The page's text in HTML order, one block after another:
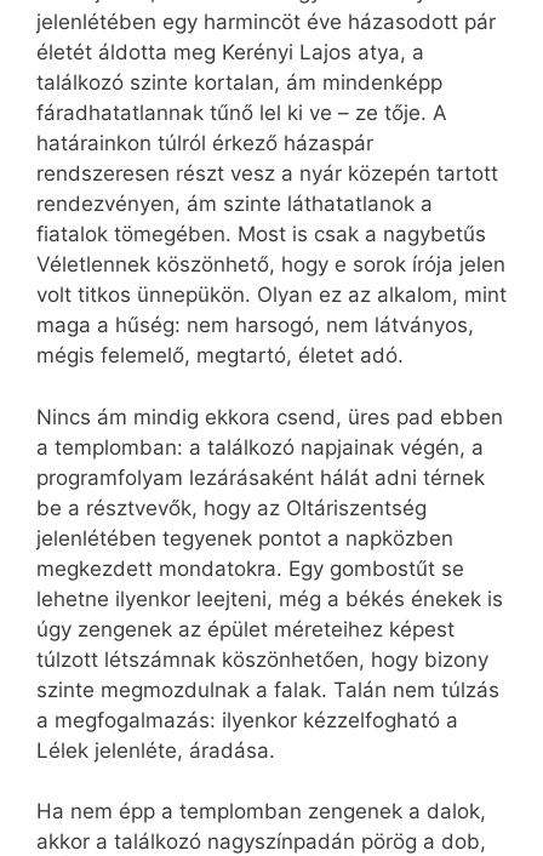
jelenlétében egy harmincöt éve házasodott pár
életét áldotta meg Kerényi Lajos atya, a
találkozó szinte kortalan, ám mindenképp
fáradhatatlannak tűnő lel ki ve – ze tője. A
határainkon túlról érkező házaspár
rendszeresen részt vesz a nyár közepén tartott
rendezvényen, ám szinte láthatatlanok a
fiatalok tömegében. Most is csak a nagybetűs
Véletlennek köszönhető, hogy e sorok írója jelen
volt titkos ünnepükön. Olyan ez az alkalom, mint
maga a hűség: nem harsogó, nem látványos,
mégis felemelő, megtartó, életet adó.
Nincs ám mindig ekkora csend, üres pad ebben
a templomban: a találkozó napjainak végén, a
programfolyam lezárásaként hálát adni térnek
be a résztvevők, hogy az Oltáriszentség
jelenlétében tegyenek pontot a napközben
megkezdett mondatokra. Egy gombostűt se
lehetne ilyenkor leejteni, még a békés énekek is
úgy zengenek az épület méreteihez képest
túlzott létszámnak köszönhetően, hogy bizony
szinte megmozdulnak a falak. Talán nem túlzás
a megfogalmazás: ilyenkor kézzelfogható a
Lélek jelenléte, áradása.
Ha nem épp a templomban zengenek a dalok,
akkor a találkozó nagyszínpadán pörög a dob,